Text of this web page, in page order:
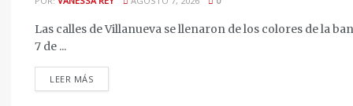
Las calles de Villanueva se llenaron de los colores de la
7 de ...
LEER MÁS